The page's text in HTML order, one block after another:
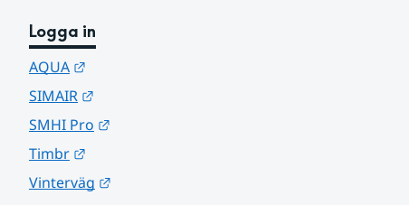
Logga in
AQUA
SIMAIR
SMHI Pro
Timbr
Vinterväg